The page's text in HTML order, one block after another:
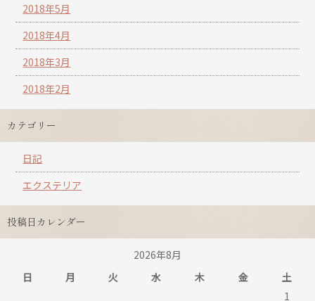
2018年5月
2018年4月
2018年3月
2018年2月
カテゴリー
日記
エクステリア
投稿日カレンダー
2026年8月
日
月 火 水 木 金
土
1